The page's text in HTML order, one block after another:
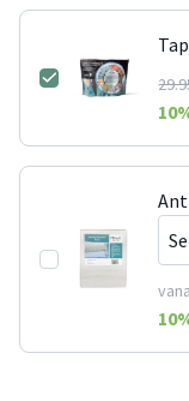
10
10